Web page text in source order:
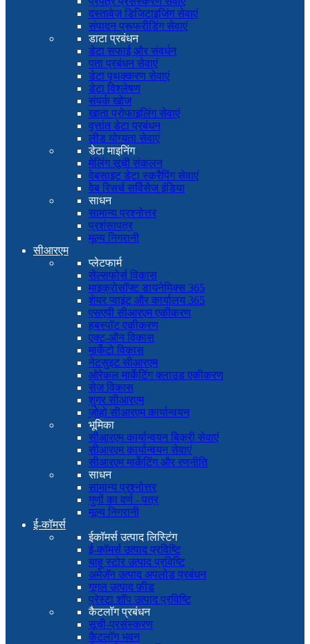
दस्तावेज़ डिजिटाइजिंग सेवाएं
संपादन प्रूफरीडिंग सेवाएं
डाटा प्रबंधन
डेटा सफाई और संवर्धन
पता प्रबंधन सेवाएं
डेटा पृथक्करण सेवाएं
डेटा विश्लेषण
संपर्क खोज
खाता प्रोफाइलिंग सेवाएं
वृत्तांत डेटा प्रबंधन
लीड योग्यता सेवाएं
डेटा माइनिंग
मेलिंग सूची संकलन
वेबसाइट डेटा स्क्रैपिंग सेवाएं
वेब रिसर्च सर्विसेज इंडिया
साधन
सामान्य प्रश्नोत्तर
प्रशंसापत्र
मूल्य निगरानी
सीआरएम
प्लेटफार्म
सेल्सफोर्स विकास
माइक्रोसॉफ्ट डायनेमिक्स 365
शेयर प्वाइंट और कार्यालय 365
एसएपी सीआरएम एकीकरण
हबस्पॉट एकीकरण
एक्ट-ऑन विकास
मार्केटो विकास
नेटसुइट सीआरएम
ओरेकल मार्केटिंग क्लाउड एकीकरण
सेज विकास
शुगर सीआरएम
ज़ोहो सीआरएम कार्यान्वयन
भूमिका
सीआरएम कार्यान्वयन बिक्री सेवाएं
सीआरएम कार्यान्वयन सेवाएं
सीआरएम मार्केटिंग और रणनीति
साधन
सामान्य प्रश्नोत्तर
गुणों का वर्ण - पत्र
मूल्य निगरानी
ई-कॉमर्स
ईकॉमर्स उत्पाद लिस्टिंग
ई-कॉमर्स उत्पाद प्रविष्टि
याहू स्टोर उत्पाद प्रविष्टि
अमेज़ॅन उत्पाद अपलोड प्रबंधन
गूगल उत्पाद फ़ीड
प्रेस्टा शॉप उत्पाद प्रविष्टि
कैटलॉग प्रबंधन
सूची-प्रसंस्करण
कैटलॉग भवन